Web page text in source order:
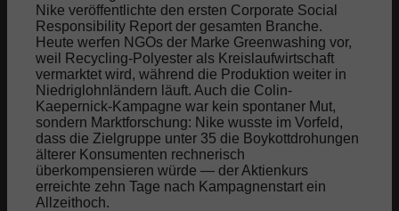
Nike veröffentlichte den ersten Corporate Social
Responsibility Report der gesamten Branche.
Heute werfen NGOs der Marke Greenwashing vor,
weil Recycling-Polyester als Kreislaufwirtschaft
vermarktet wird, während die Produktion weiter in
Niedriglohnländern läuft. Auch die Colin-
Kaepernick-Kampagne war kein spontaner Mut,
sondern Marktforschung: Nike wusste im Vorfeld,
dass die Zielgruppe unter 35 die Boykottdrohungen
älterer Konsumenten rechnerisch
überkompensieren würde — der Aktienkurs
erreichte zehn Tage nach Kampagnenstart ein
Allzeithoch.